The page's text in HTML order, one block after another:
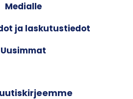
Medialle
ja laskutustiedot
Uusimmat